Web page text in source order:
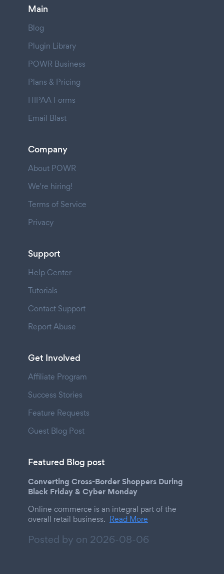
Main
Blog
Plugin Library
POWR Business
Plans & Pricing
HIPAA Forms
Email Blast
Company
About POWR
We're hiring!
Terms of Service
Privacy
Support
Help Center
Tutorials
Contact Support
Report Abuse
Get Involved
Affiliate Program
Success Stories
Feature Requests
Guest Blog Post
Featured Blog post
Converting Cross-Border Shoppers During
Black Friday & Cyber Monday
Online commerce is an integral part of the
overall retail business. Read More
Posted by on 2026-08-06